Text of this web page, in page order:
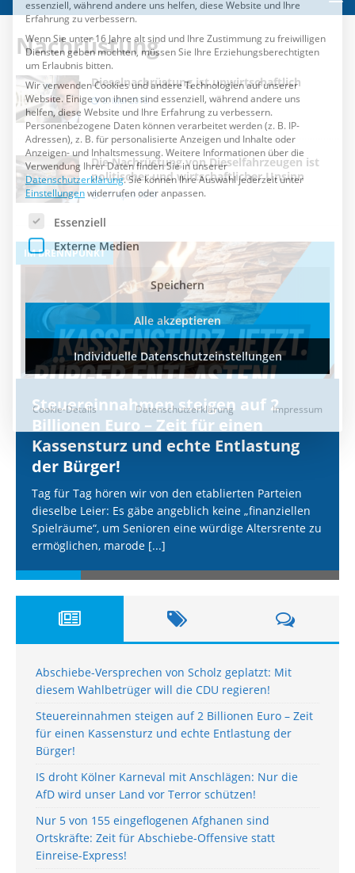
Nachrüstung
Dieselnachrüstung ist unwirtschaftlich
8. Mai 2018
Die Nachrüstung von Dieselfahrzeugen ist
politischer und wirtschaftlicher Unsinn
27. April 2018
IM BRENNPUNKT
Steuereinnahmen steigen auf 2
Billionen Euro – Zeit für einen
Kassensturz und echte Entlastung
der Bürger!
Tag für Tag hören wir von den etablierten Parteien
dieselbe Leier: Es gäbe angeblich keine „finanziellen
Spielräume“, um Senioren eine würdige Altersrente zu
ermöglichen, marode [...]
Abschiebe-Versprechen von Scholz geplatzt: Mit
diesem Wahlbetrüger will die CDU regieren!
Steuereinnahmen steigen auf 2 Billionen Euro – Zeit
für einen Kassensturz und echte Entlastung der
Bürger!
IS droht Kölner Karneval mit Anschlägen: Nur die
AfD wird unser Land vor Terror schützen!
Nur 5 von 155 eingeflogenen Afghanen sind
Ortskräfte: Zeit für Abschiebe-Offensive statt
Einreise-Express!
Es folgt eine Liste der Service-Gruppen, für die eine
Externe Medien
Speichern
Alle akzeptieren
Individuelle Datenschutzeinstellungen
Cookie-Details